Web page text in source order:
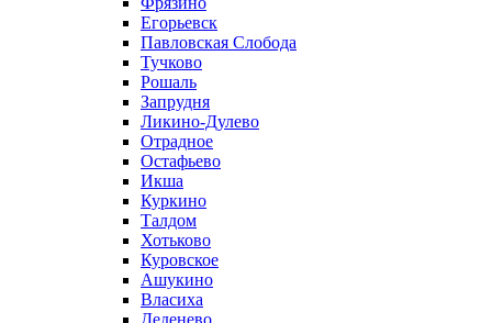
Егорьевск
Павловская Слобода
Тучково
Рошаль
Запрудня
Ликино-Дулево
Отрадное
Остафьево
Икша
Куркино
Талдом
Хотьково
Куровское
Ашукино
Власиха
Деденево